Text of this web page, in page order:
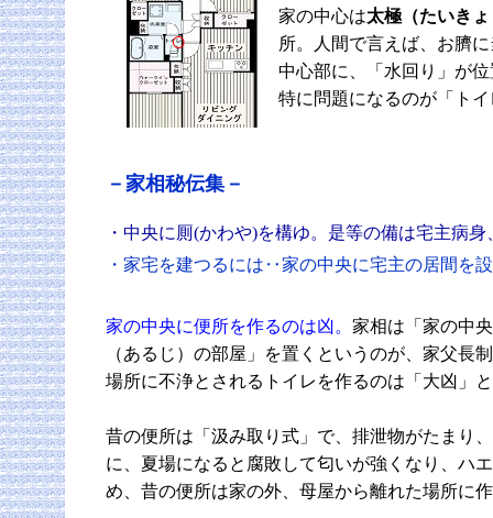
○
家の中心は太極（たいき
所。人間で言えば、お臍
中心部に、「水回り」が
特に問題になるのが「ト
－家相秘伝集－
・ 中央に厠(かわや)を構ゆ。是等の備は宅主病
・家宅を建つるには‥家の中央に宅主の居間を
家の中央に便所を作るのは凶。 家相は「家の中
（あるじ）の部屋」を置くというのが、家父長
場所に不浄とされるトイレを作るのは「大凶」
昔の便所は「汲み取り式」で、排泄物がたまり、
に、夏場になると腐敗して匂いが強くなり、ハ
め、昔の便所は家の外、母屋から離れた場所に